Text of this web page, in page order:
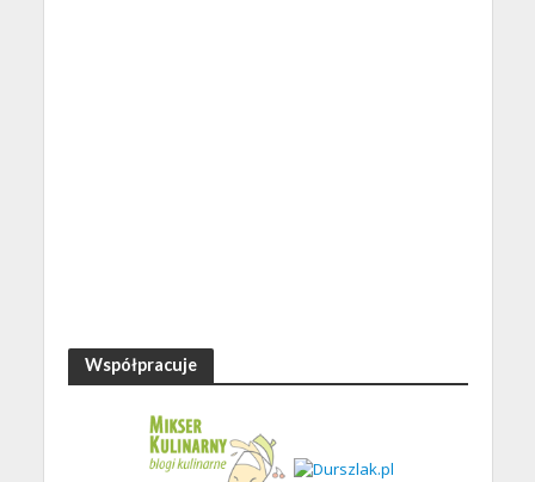
Współpracuje